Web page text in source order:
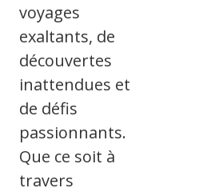
voyages
exaltants, de
découvertes
inattendues et
de défis
passionnants.
Que ce soit à
travers